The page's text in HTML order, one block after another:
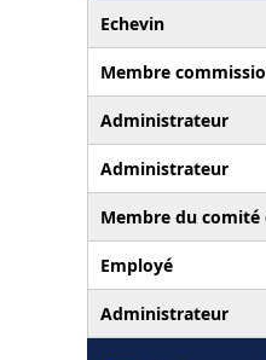
Echevin
Membre
Administrateur
Administrateur
Membre du
Employé
Administrateur